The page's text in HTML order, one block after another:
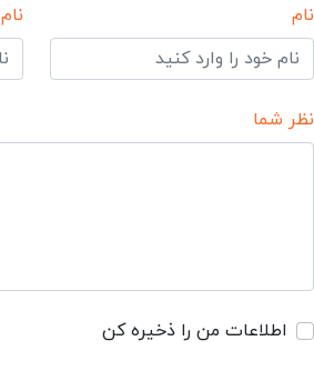
نام
نظر شما
اطلاعات من را ذخیره کن